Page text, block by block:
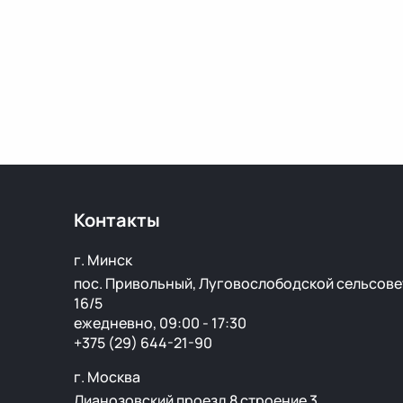
Контакты
г. Минск
пос. Привольный, Луговослободской
16/5
ежедневно, 09:00 - 17:30
+375 (29) 644-21-90
г. Москва